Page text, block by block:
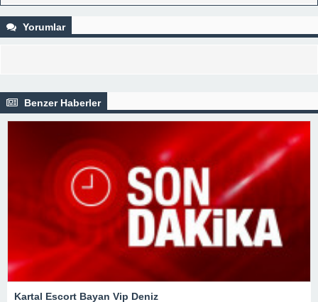
Yorumlar
Benzer Haberler
Kartal Escort Bayan Vip Deniz